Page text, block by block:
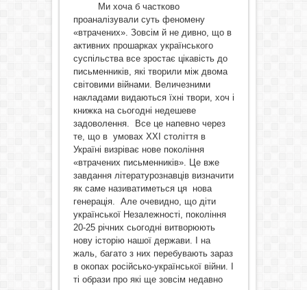
Ми хоча б частково
проаналізували суть феномену
«втрачених». Зовсім й не дивно, що в
активних прошарках українського
суспільства все зростає цікавість до
письменників, які творили між двома
світовими війнами. Величезними
накладами видаються їхні твори, хоч і
книжка на сьогодні недешеве
задоволення. Все це напевно через
те, що в умовах ХХІ століття в
Україні визріває нове покоління
«втрачених письменників». Це вже
завдання літературознавців визначити
як саме називатиметься ця нова
генерація. Але очевидно, що діти
української Незалежності, покоління
20-25 річних сьогодні витворюють
нову історію нашої держави. І на
жаль, багато з них перебувають зараз
в окопах російсько-української війни. І
ті образи про які ще зовсім недавно